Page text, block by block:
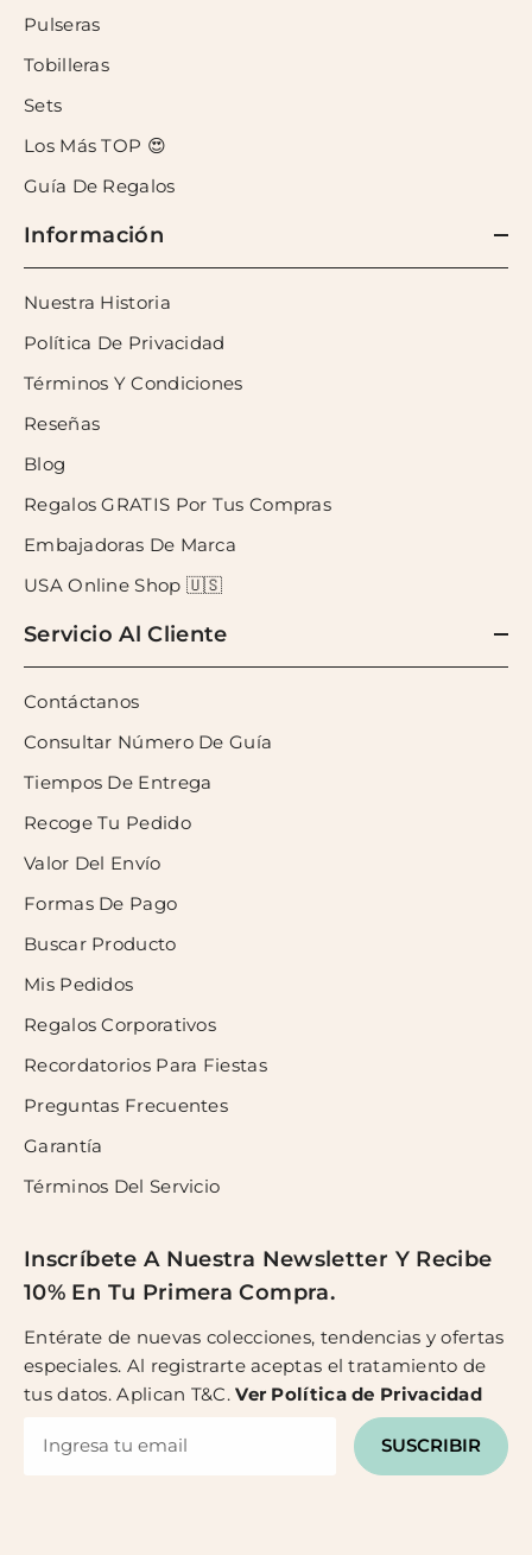
Pulseras
Tobilleras
Sets
Los Más TOP 😍
Guía De Regalos
Información
Nuestra Historia
Política De Privacidad
Términos Y Condiciones
Reseñas
Blog
Regalos GRATIS Por Tus Compras
Embajadoras De Marca
USA Online Shop 🇺🇸
Servicio Al Cliente
Contáctanos
Consultar Número De Guía
Tiempos De Entrega
Recoge Tu Pedido
Valor Del Envío
Formas De Pago
Buscar Producto
Mis Pedidos
Regalos Corporativos
Recordatorios Para Fiestas
Preguntas Frecuentes
Garantía
Términos Del Servicio
Inscríbete A Nuestra Newsletter Y Recibe
10% En Tu Primera Compra.
Entérate de nuevas colecciones, tendencias y ofertas
especiales. Al registrarte aceptas el tratamiento de
tus datos. Aplican T&C.Ver Política de Privacidad
SUSCRIBIR